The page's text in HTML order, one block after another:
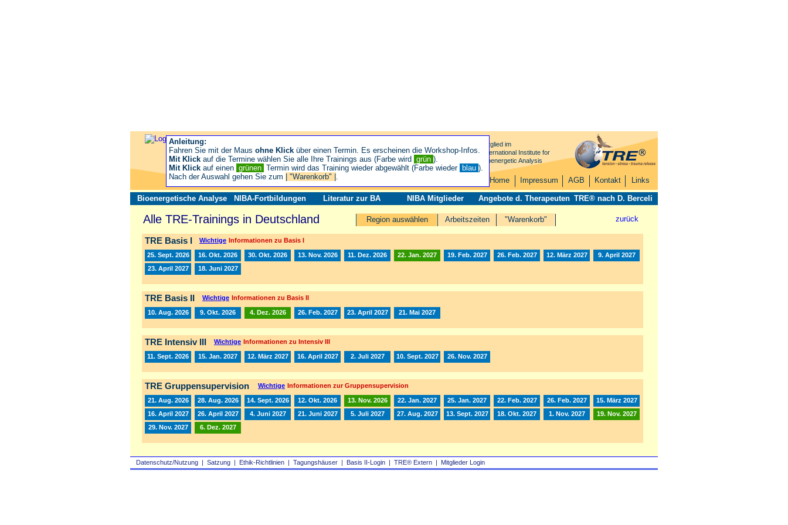
Datenschutz/Nutzung | Satzung | Ethik-Richtlinien | Tagungshäuser | Basis II‑Login | TRE® Extern | Mitglieder Login
Mitglied im
International Institute for
Bioenergetic Analysis
Home Impressum AGB Kontakt Links
Bioenergetische Analyse NIBA-Fortbildungen Literatur zur BA NIBA Mitglieder Angebote d. Therapeuten TRE® nach D. Berceli
zurück
Arbeitszeiten "Warenkorb"
Alle TRE-Trainings in Deutschland Region auswählen
TRE Basis I Wichtige Informationen zu Basis I
25. Sept. 2026 16. Okt. 2026 30. Okt. 2026 13. Nov. 2026 11. Dez. 2026 22. Jan. 2027 19. Feb. 2027 26. Feb. 2027 12. März 2027
9. April 2027
23. April 2027
18. Juni 2027
TRE Basis II Wichtige Informationen zu Basis II
10. Aug. 2026 9. Okt. 2026 4. Dez. 2026 26. Feb. 2027 23. April 2027 21. Mai 2027
TRE Intensiv III Wichtige Informationen zu Intensiv III
11. Sept. 2026 15. Jan. 2027 12. März 2027 16. April 2027 2. Juli 2027 10. Sept. 2027 26. Nov. 2027
TRE Gruppensupervision Wichtige Informationen zur Gruppensupervision
21. Aug. 2026 28. Aug. 2026 14. Sept. 2026 12. Okt. 2026 13. Nov. 2026 22. Jan. 2027 25. Jan. 2027 22. Feb. 2027 26. Feb. 2027
15. März 2027
16. April 2027
26. April 2027 4. Juni 2027 21. Juni 2027 5. Juli 2027 27. Aug. 2027 13. Sept. 2027 18. Okt. 2027 1. Nov. 2027
19. Nov. 2027
29. Nov. 2027
6. Dez. 2027
Anleitung:
Fahren Sie mit der Maus ohne Klick über einen Termin. Es erscheinen die Workshop-Infos.
Mit Klick auf die Termine wählen Sie alle Ihre Trainings aus (Farbe wird grün ).
Mit Klick auf einen grünen Termin wird das Training wieder abgewählt (Farbe wieder blau ).
Nach der Auswahl gehen Sie zum
| "Warenkorb" | .